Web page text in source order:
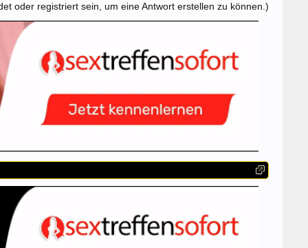
oder registriert sein, um eine Antwort erstellen zu können.)